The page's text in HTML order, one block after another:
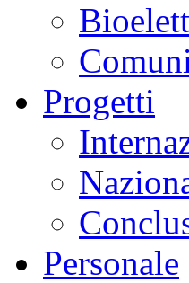
Progetti
Personale